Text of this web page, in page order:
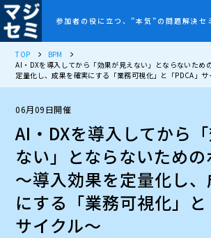
参加者の役に立つ、”本気”の問題解決セ
TOP
BPM
AI・DXを導入してから「効果が見えない」とならないため
定量化し、成果を確実にする「業務可視化」と「PDCA」サ
06月09日開催
AI・DXを導入してから
ない」とならないための
〜導入効果を定量化し
にする「業務可視化」と
サイクル〜